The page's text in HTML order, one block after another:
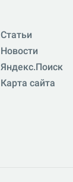
Статьи
Новости
Яндекс.Поиск
Карта сайта